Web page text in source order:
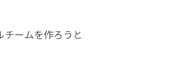
ームを作ろうと